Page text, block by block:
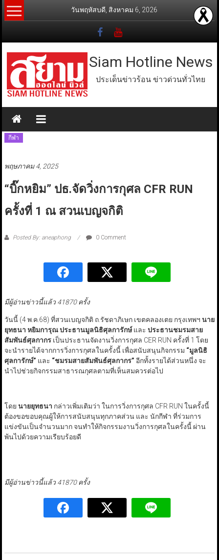
Skip
to
วันพฤหัสบดี, สิงหาคม 6, 2026
Siam Hotline News
ประเด็นข่าวร้อน ข่าวด่วนทั่วไทย
กีฬา
พฤษภาคม 4, 2025
“บิ๊กหยิม” ปธ.จัดวิ่งการกุศล CFR RUN
ครั้งที่ 1 ณ สวนเบญจกิติ
Posted By: aneaphong 0 Comment
มีผู้อ่านข่าวนี้แล้ว 41870 ครั้ง
วันนี้ (4 พ.ค.68) ที่สวนเบญจกิติ ถ.รัชดาภิเษก เขตคลองเตย กรุงเทพฯ นาย
ยุทธนา หยิมการุณ ประธานมูลนิธิศุลการักษ์​ และ ประธานชมรมสาย
สัมพันธ์​ศุลกากรเป็นประธานจัดงานวิ่งการกุศล CER RUN ครั้งที่ 1 โดย
จะนำรายได้จากการวิ่งการกุศลในครั้งนี้ เพื่อสนับสนุนกิจกรรม “มูลนิธิ
ศุลการักษ์” และ “ชมรมสายสัมพันธ์ศุลกากร” อีกทั้งรายได้ส่วนหนึ่ง จะ
นำไปช่วยกิจกรรมสาธารณกุศลตามที่เห็นสมควรต่อไป
โดย นายยุทธนา กล่าวเพิ่มเติมว่า ในการวิ่งการกุศล CFR RUN ในครั้งนี้
ต้องขอขอบคุณผู้ให้การสนับสนุนทุกภาคส่วน และ นักกีฬา ที่ร่วมการ
แข่งขันเป็นจำนวนมาก จนทำให้กิจกรรมงานวิ่งการกุศลในครั้งนี้ ผ่าน
พ้นไปด้วยความเรียบร้อยดี
มีผู้อ่านข่าวนี้แล้ว 41870 ครั้ง